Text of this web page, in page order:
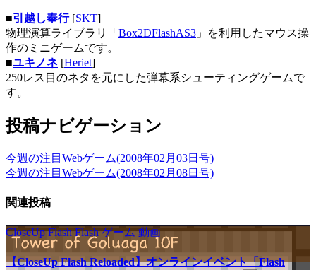
■引越し奉行[SKT]
物理演算ライブラリ「 Box2DFlashAS3 」を利用したマウス操
作のミニゲームです。
■ユキノネ [Heriet]
250レス目のネタを元にした弾幕系シューティングゲームで
す。
投稿ナビゲーション
今週の注目Webゲーム(2008年02月03日号)
今週の注目Webゲーム(2008年02月08日号)
関連投稿
CloseUp FlashFlashゲーム動画
【CloseUp Flash Reloaded】オンラインイベント「Flash